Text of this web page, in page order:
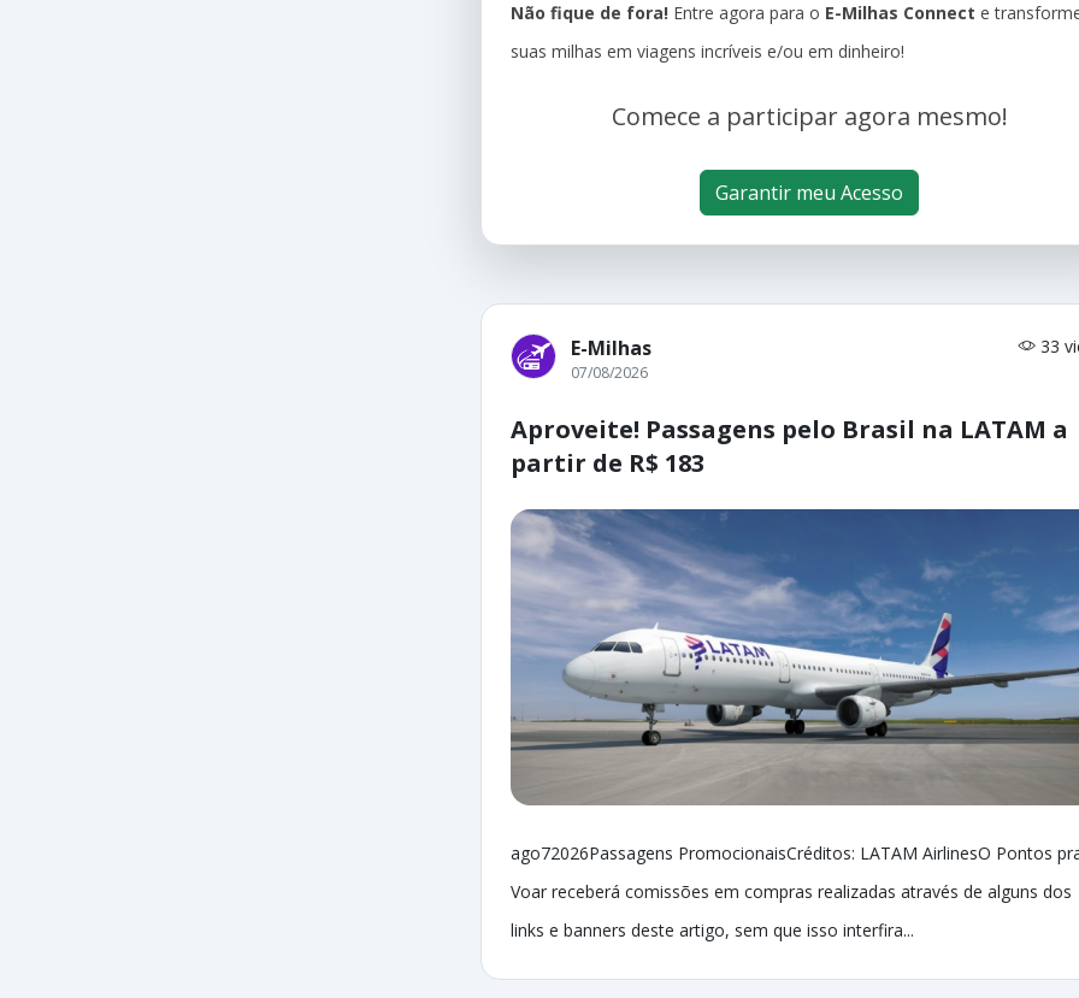
Não fique de fora! Entre agora para o E-Milhas Connect e
suas milhas em viagens incríveis e/ou em dinheiro!
Comece a participar agora mesmo!
Garantir meu Acesso
E-Milhas 33
07/08/2026
Aproveite! Passagens pelo Brasil na LATAM a
partir de R$ 183
ago72026Passagens PromocionaisCréditos: LATAM AirlinesO Pontos
Voar receberá comissões em compras realizadas através de alguns dos
links e banners deste artigo, sem que isso interfira...